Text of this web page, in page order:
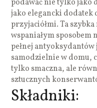
podawać nie tylko jako
jako elegancki dodatek
przyjaciółmi. Ta
wspaniałym sposobem
pełnej
samodzielnie w domu,
tylko smaczna, ale
sztucznych
Składniki: